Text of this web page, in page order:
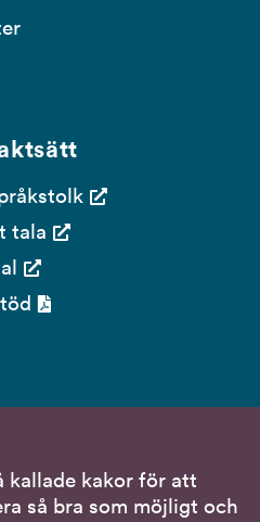
kallade kakor för att
så bra som möjligt och
tala